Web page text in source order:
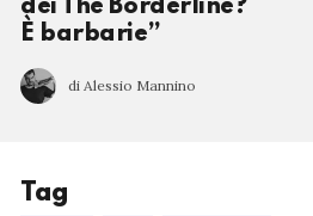
dei The Borderline?
È barbarie”
di Alessio Mannino
Tag